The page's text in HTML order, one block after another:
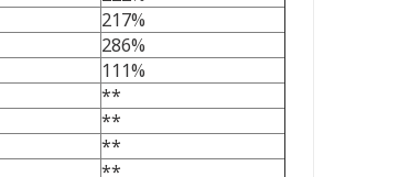
217%
286%
111%
**
**
**
**